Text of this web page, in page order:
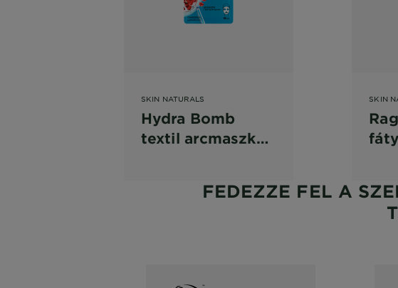
SKIN NATURALS
Hydra Bomb
textil arcmaszk
SKIN
FEDEZZE FEL A